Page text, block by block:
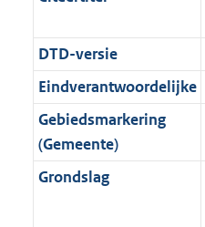
n
o
m
a
a
t
K
i
f
o
r
m
a
a
2
b
e
n
o
r
m
a
3
b
i
i
n
f
o
r
m
3
K
DTD-versie
Eindverantwoordelijke
Gebiedsmarkering
(Gemeente)
Grondslag